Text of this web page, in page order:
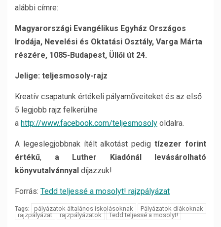
alábbi címre:
Magyarországi Evangélikus Egyház Országos
Irodája, Nevelési és Oktatási Osztály, Varga Márta
részére, 1085-Budapest, Üllői út 24.
Jelige: teljesmosoly-rajz
Kreatív csapatunk értékeli pályaműveiteket és az első
5 legjobb rajz felkerülne
a http://www.facebook.com/teljesmosoly oldalra.
A legeslegjobbnak ítélt alkotást pedig tízezer forint
értékű, a Luther Kiadónál levásárolható
könyvutalvánnyal díjazzuk!
Forrás: Tedd teljessé a mosolyt! rajzpályázat
Tags: pályázatok általános iskolásoknak
Pályázatok diákoknak
rajzpályázat
rajzpályázatok Tedd teljessé a mosolyt!